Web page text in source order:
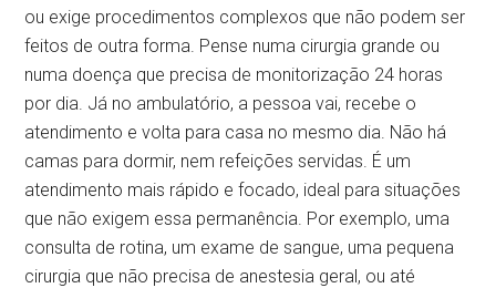
ou exige procedimentos complexos que não podem ser
feitos de outra forma. Pense numa cirurgia grande ou
numa doença que precisa de monitorização 24 horas
por dia. Já no ambulatório, a pessoa vai, recebe o
atendimento e volta para casa no mesmo dia. Não há
camas para dormir, nem refeições servidas. É um
atendimento mais rápido e focado, ideal para situações
que não exigem essa permanência. Por exemplo, uma
consulta de rotina, um exame de sangue, uma pequena
cirurgia que não precisa de anestesia geral, ou até